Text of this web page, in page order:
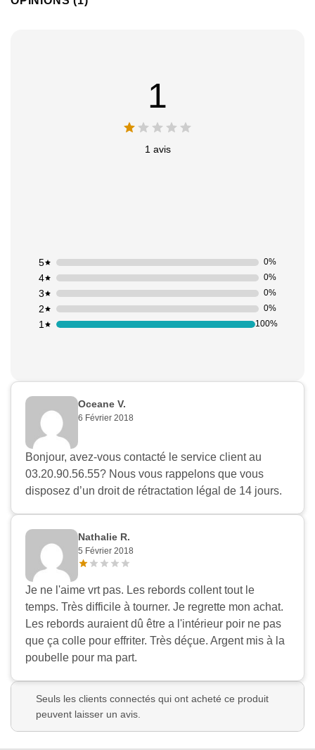
1
1 avis
1 100%
2 0%
3 0%
4 0%
5 0%
Oceane V.
6 Février 2018
Bonjour, avez-vous contacté le service client au
03.20.90.56.55? Nous vous rappelons que vous
disposez d’un droit de rétractation légal de 14 jours.
Nathalie R.
5 Février 2018
Je ne l'aime vrt pas. Les rebords collent tout le
temps. Très difficile à tourner. Je regrette mon achat.
Les rebords auraient dû être a l'intérieur poir ne pas
que ça colle pour effriter. Très déçue. Argent mis à la
poubelle pour ma part.
Seuls les clients connectés qui ont acheté ce produit
peuvent laisser un avis.